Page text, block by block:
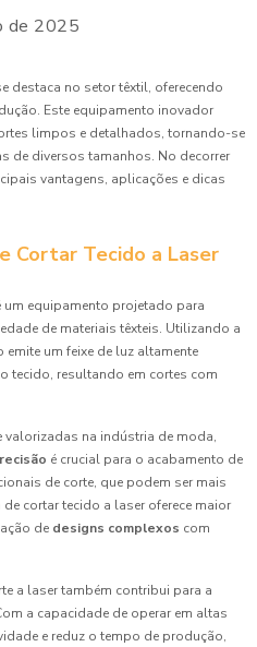
de 2025
destaca no setor têxtil, oferecendo
Este equipamento inovador
limpos e detalhados, tornando-se
de diversos tamanhos. No decorrer
vantagens, aplicações e dicas
Cortar Tecido a Laser
equipamento projetado para
de materiais têxteis. Utilizando a
um feixe de luz altamente
tecido, resultando em cortes com
na indústria de moda,
é crucial para o acabamento de
de corte, que podem ser mais
cortar tecido a laser oferece maior
de designs complexos com
a laser também contribui para a
a capacidade de operar em altas
e reduz o tempo de produção,